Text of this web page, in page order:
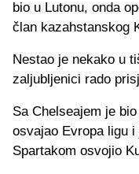
bio u Lutonu, onda
član kazahstanskog
Nestao je nekako u
zaljubljenici rado
Sa Chelseajem je
osvajao Evropa ligu
Spartakom osvojio